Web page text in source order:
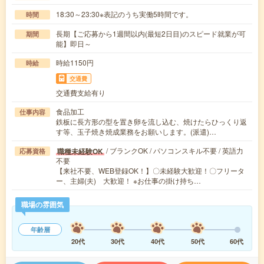
時間 18:30～23:30※表記のうち実働5時間です。
期間
長期【ご応募から1週間以内(最短2日目)のスピード就業が可
能】即日～
時給 時給1150円
交通費
交通費支給有り
仕事内容
食品加工
鉄板に長方形の型を置き卵を流し込む、焼けたらひっくり返
す等、玉子焼き焼成業務をお願いします。(派遣)…
応募資格 職種未経験OK / ブランクOK / パソコンスキル不要 / 英語力
不要
【来社不要、WEB登録OK！】〇未経験大歓迎！〇フリータ
ー、主婦(夫) 大歓迎！ ※お仕事の掛け持ち…
職場の雰囲気
年齢層
20代
30代 40代 50代 60代